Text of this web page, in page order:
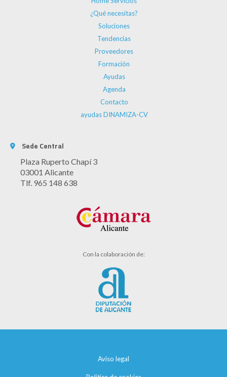
¿Qué necesitas?
Soluciones
Tendencias
Proveedores
Formación
Ayudas
Agenda
Contacto
ayudas DINAMIZA-CV
Sede Central
Plaza Ruperto Chapí 3
03001 Alicante
Tlf. 965 148 638
Con la colaboración de:
Aviso legal